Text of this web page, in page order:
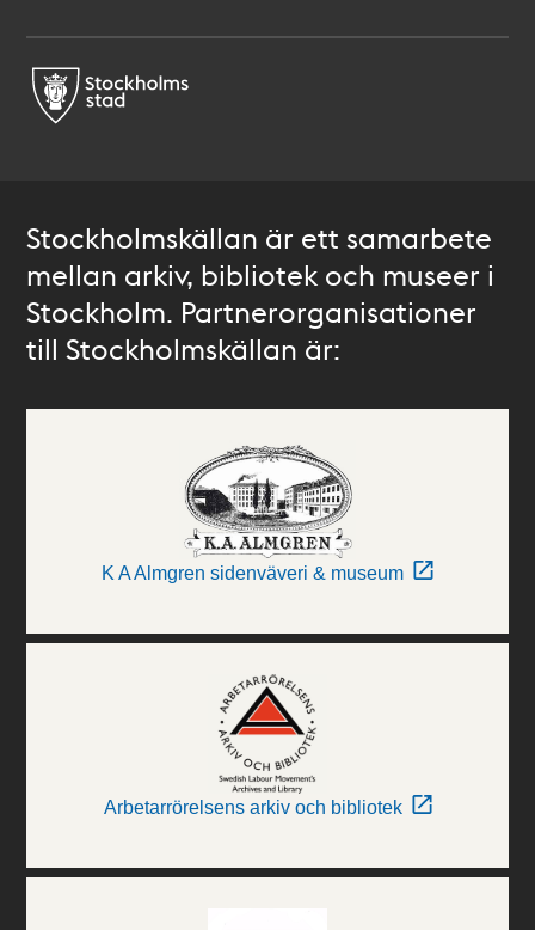
Stockholmskällan är ett samarbete
mellan arkiv, bibliotek och museer i
Stockholm. Partnerorganisationer
till Stockholmskällan är:
K A Almgren sidenväveri & museum
Arbetarrörelsens arkiv och bibliotek